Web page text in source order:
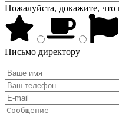
Пожалуйста, докажите, что
Письмо директору